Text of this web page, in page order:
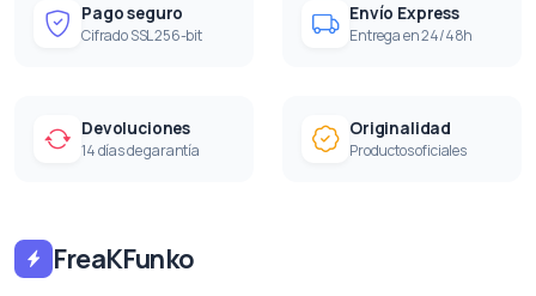
Pago seguro
Cifrado SSL 256-bit
Envío Express
Entrega en 24/48h
Devoluciones
14 días de garantía
Originalidad
Productos oficiales
FreaKFunko